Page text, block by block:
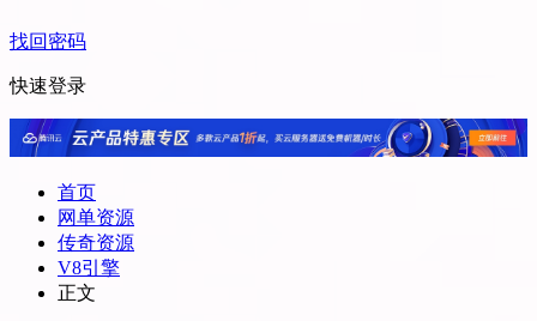
找回密码
快速登录
首页
网单资源
传奇资源
V8引擎
正文